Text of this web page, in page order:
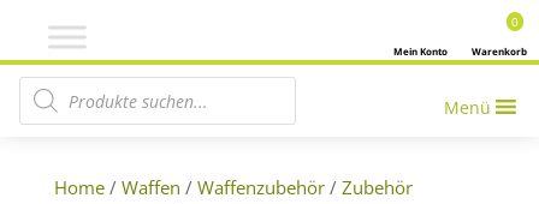
Warenkorb
0
Mein Konto
Products search
Menü
Home/ Waffen / Waffenzubehör/ Zubehör